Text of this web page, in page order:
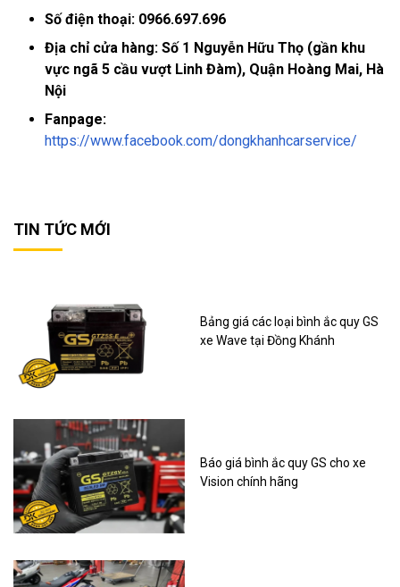
Số điện thoại: 0966.697.696
Địa chỉ cửa hàng: Số 1 Nguyễn Hữu Thọ (gần khu
vực ngã 5 cầu vượt Linh Đàm), Quận Hoàng Mai, Hà
Nội
Fanpage:
https://www.facebook.com/dongkhanhcarservice/
TIN TỨC MỚI
Bảng giá các loại bình ắc quy GS
xe Wave tại Đồng Khánh
Báo giá bình ắc quy GS cho xe
Vision chính hãng